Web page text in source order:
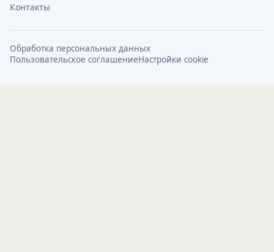
Контакты
Обработка персональных данных
Пользовательское соглашениеНастройки cookie